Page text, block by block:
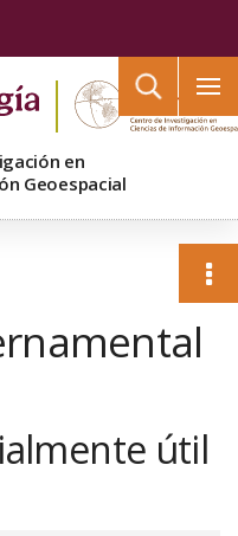
en
Geoespacial
útil